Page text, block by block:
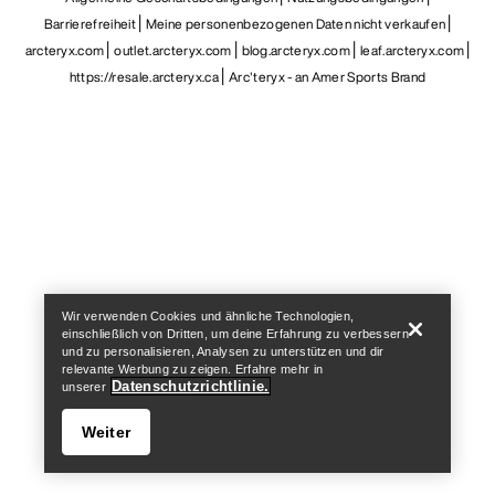
Barrierefreiheit Meine personenbezogenen Daten nicht verkaufen
arcteryx.com outlet.arcteryx.com blog.arcteryx.com leaf.arcteryx.com
https://resale.arcteryx.ca Arc'teryx - an Amer Sports Brand
Wir verwenden Cookies und ähnliche Technologien,
einschließlich von Dritten, um deine Erfahrung zu verbessern
und zu personalisieren, Analysen zu unterstützen und dir
relevante Werbung zu zeigen. Erfahre mehr in
unserer Datenschutzrichtlinie.
Weiter